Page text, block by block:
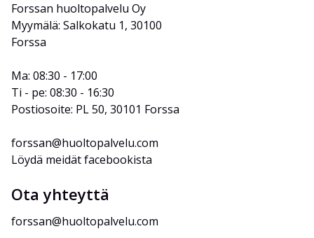
Forssan huoltopalvelu Oy
Myymälä: Salkokatu 1, 30100
Forssa
Ma: 08:30 - 17:00
Ti - pe: 08:30 - 16:30
Postiosoite: PL 50, 30101 Forssa
forssan@huoltopalvelu.com
Löydä meidät facebookista
Ota yhteyttä
forssan@huoltopalvelu.com